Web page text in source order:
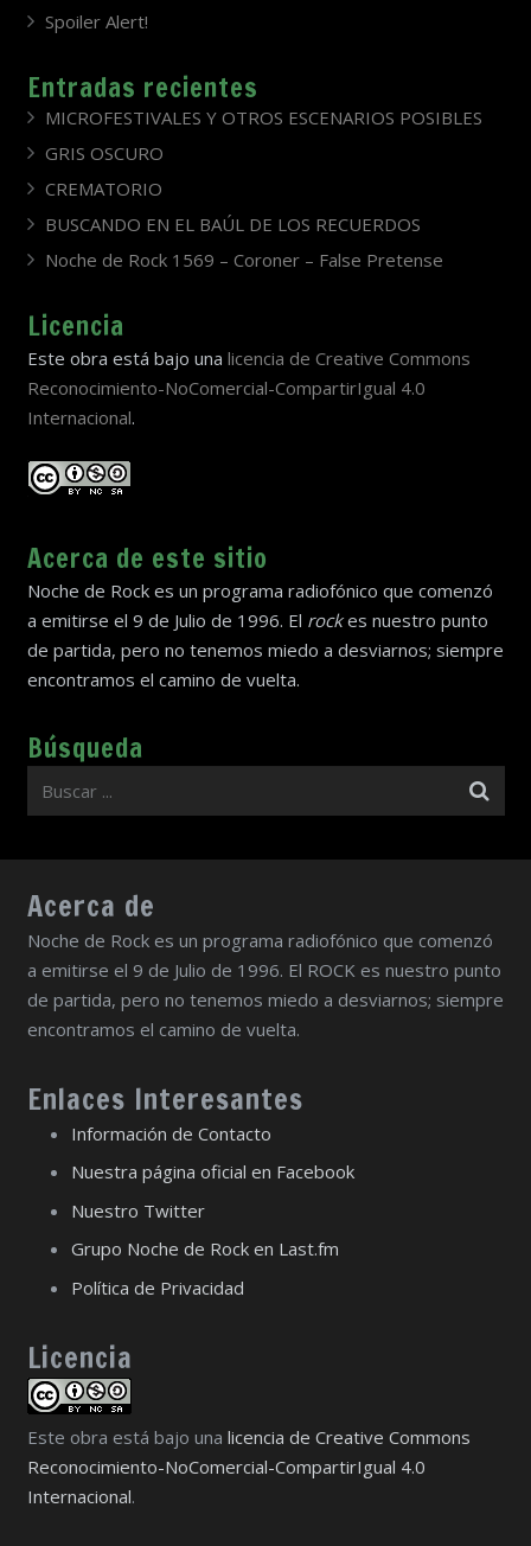
Spoiler Alert!
Entradas recientes
MICROFESTIVALES Y OTROS ESCENARIOS POSIBLES
GRIS OSCURO
CREMATORIO
BUSCANDO EN EL BAÚL DE LOS RECUERDOS
Noche de Rock 1569 – Coroner – False Pretense
Licencia
Este obra está bajo una licencia de Creative Commons
Reconocimiento-NoComercial-CompartirIgual 4.0
Internacional.
Acerca de este sitio
Noche de Rock es un programa radiofónico que comenzó
a emitirse el 9 de Julio de 1996. El rockes nuestro punto
de partida, pero no tenemos miedo a desviarnos; siempre
encontramos el camino de vuelta.
Búsqueda
Acerca de
Noche de Rock es un programa radiofónico que comenzó
a emitirse el 9 de Julio de 1996. El ROCK es nuestro punto
de partida, pero no tenemos miedo a desviarnos; siempre
encontramos el camino de vuelta.
Enlaces Interesantes
Información de Contacto
Nuestra página oficial en Facebook
Nuestro Twitter
Grupo Noche de Rock en Last.fm
Política de Privacidad
Licencia
Este obra está bajo una licencia de Creative Commons
Reconocimiento-NoComercial-CompartirIgual 4.0
Internacional.